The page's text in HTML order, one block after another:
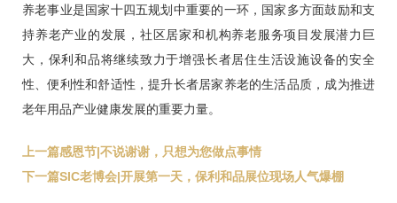
养老事业是国家十四五规划中重要的一环，国家多方面鼓励和支
持养老产业的发展，社区居家和机构养老服务项目发展潜力巨
大，保利和品将继续致力于增强长者居住生活设施设备的安全
性、便利性和舒适性，提升长者居家养老的生活品质，成为推进
老年用品产业健康发展的重要力量。
上一篇感恩节|不说谢谢，只想为您做点事情
下一篇SIC老博会|开展第一天，保利和品展位现场人气爆棚